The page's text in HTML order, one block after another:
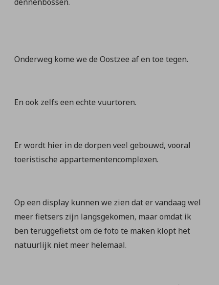
Onderweg kome we de Oostzee af en toe tegen.
En ook zelfs een echte vuurtoren.
Er wordt hier in de dorpen veel gebouwd, vooral
toeristische appartementencomplexen.
Op een display kunnen we zien dat er vandaag wel
meer fietsers zijn langsgekomen, maar omdat ik
ben teruggefietst om de foto te maken klopt het
natuurlijk niet meer helemaal.